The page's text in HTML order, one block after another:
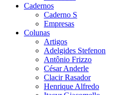
Cadernos
Caderno S
Empresas
Colunas
Artigos
Adelgides Stefenon
Antônio Frizzo
César Anderle
Clacir Rasador
Henrique Alfredo